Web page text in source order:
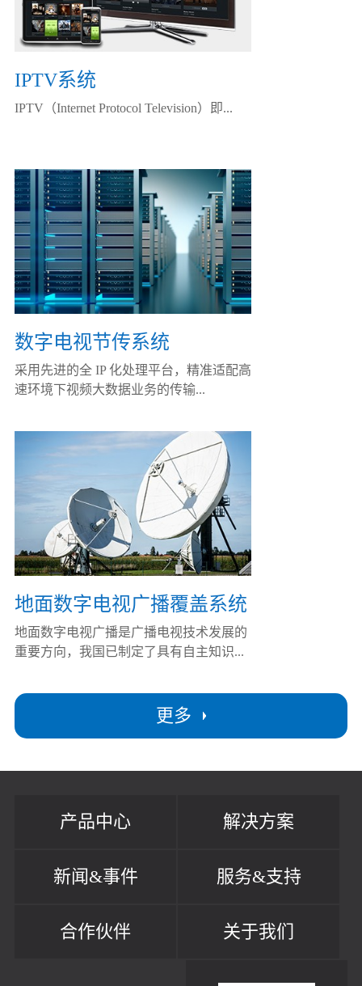
更多
IPTV系统
IPTV（Internet Protocol Television）即...
数字电视节传系统
采用先进的全 IP 化处理平台，精准适配高
速环境下视频大数据业务的传输...
地面数字电视广播覆盖系统
地面数字电视广播是广播电视技术发展的
重要方向，我国已制定了具有自主知识...
产品中心 解决方案
新闻&事件 服务&支持
合作伙伴 关于我们